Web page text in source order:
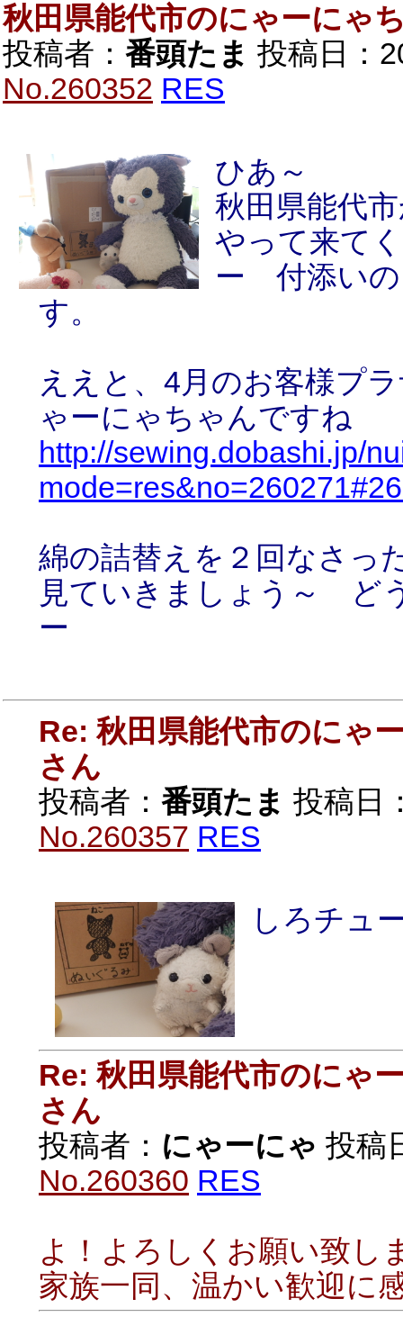
秋田県能代市のにゃーにゃ
投稿者： 番頭たま 投稿日：
No.260352 RES
ひあ～
秋田県能代
やって来て
ー 付添いの
す。
ええと、4月のお客様プ
ゃーにゃちゃんですね
http://sewing.dobashi.jp/
綿の詰替えを２回なさ
見ていきましょう～ ど
ー
Re: 秋田県能代市のにゃ
さん
投稿者： 番頭たま 投稿日
No.260357 RES
しろチュ
Re: 秋田県能代市のにゃ
さん
投稿者： にゃーにゃ 投稿
No.260360 RES
よ！よろしくお願い致し
家族一同、温かい歓迎に